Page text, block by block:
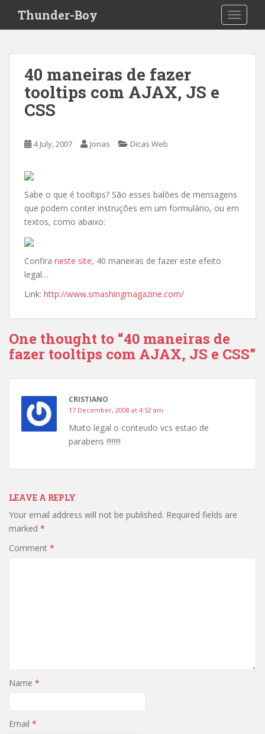
i
Thunder-Boy
40 maneiras de fazer
tooltips com AJAX, JS e
CSS
4 July, 2007 Jonas Dicas Web
Sabe o que é tooltips? São esses balões de mensagens
que podem conter instruções em um formulário, ou em
textos, como abaixo:
Confira neste site, 40 maneiras de fazer este efeito
legal…
Link: http://www.smashingmagazine.com/
One thought to “40 maneiras de
fazer tooltips com AJAX, JS e CSS”
CRISTIANO
17 December, 2008 at 4:52 am
Muito legal o conteudo vcs estao de
parabens !!!!!!!!
LEAVE A REPLY
Your email address will not be published. Required fields are
marked *
Comment *
Name *
Email *